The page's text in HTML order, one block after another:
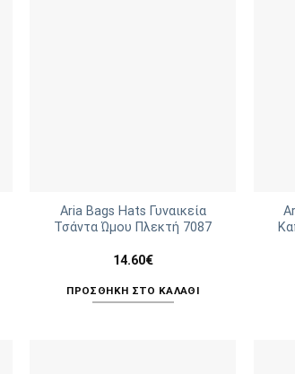
Aria Bags Hats Γυναικεία
Τσάντα Ώμου Πλεκτή 7087
14.60€
ΠΡΟΣΘΉΚΗ ΣΤΟ ΚΑΛΆΘΙ